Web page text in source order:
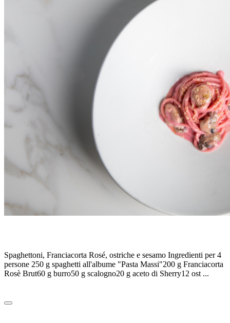
Spaghettoni, Franciacorta Rosé, ostriche e sesamo Ingredienti per 4
persone 250 g spaghetti all'albume "Pasta Massi"200 g Franciacorta
Rosè Brut60 g burro50 g scalogno20 g aceto di Sherry12 ost ...